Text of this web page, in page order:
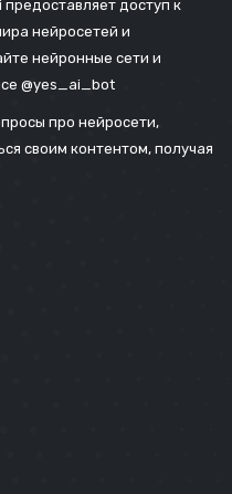
доступ к
нейросетей и
нейронные сети и
@yes_ai_bot
про нейросети,
своим контентом, получая